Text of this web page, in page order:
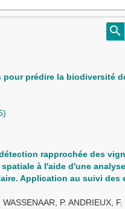
pour prédire la biodiversité
rapprochée des
à l'aide d'une analyse
Application au suivi des
P. ANDRIEUX,